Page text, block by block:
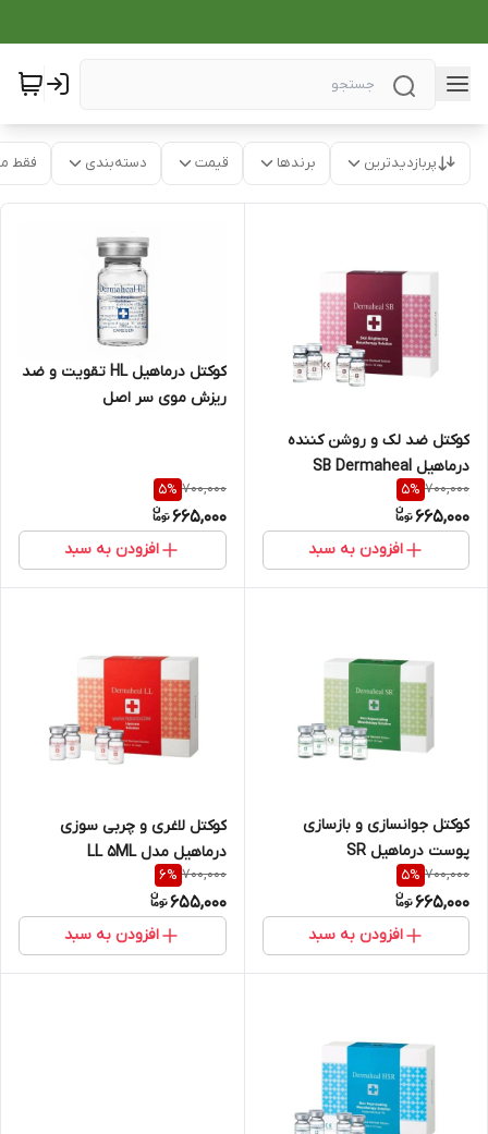
پربازدیدترین برندها قیمت دسته‌بندی فقط
کوکتل ضد لک و روشن کننده
درماهیل SB Dermaheal
700,000
5%
665,000
افزودن به سبد
کوکتل درماهیل HL تقویت و ضد
ریزش موی سر اصل
700,000
5%
665,000
افزودن به سبد
کوکتل جوانسازی و بازسازی
پوست درماهیل SR
(Dermaheal SR)
700,000
5%
665,000
افزودن به سبد
کوکتل لاغری و چربی سوزی
درماهیل مدل LL 5ML
700,000
6%
655,000
افزودن به سبد